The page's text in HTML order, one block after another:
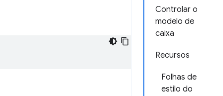
Controlar o
modelo de
caixa
Recursos
Folhas de
estilo do